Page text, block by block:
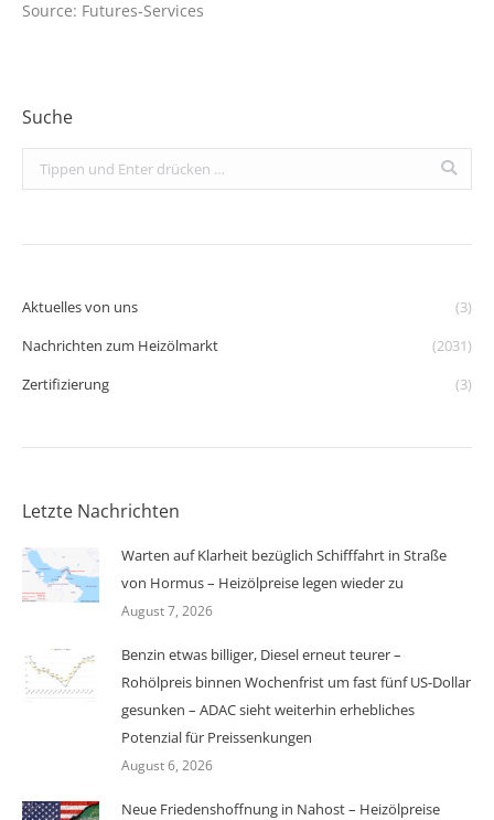
Source: Futures-Services
Suche
Search:
Aktuelles von uns
(3)
Nachrichten zum Heizölmarkt
(2031)
Zertifizierung
(3)
Letzte Nachrichten
Warten auf Klarheit bezüglich Schifffahrt in Straße
von Hormus – Heizölpreise legen wieder zu
August 7, 2026
Benzin etwas billiger, Diesel erneut teurer –
Rohölpreis binnen Wochenfrist um fast fünf US-Dollar
gesunken – ADAC sieht weiterhin erhebliches
Potenzial für Preissenkungen
August 6, 2026
Neue Friedenshoffnung in Nahost – Heizölpreise